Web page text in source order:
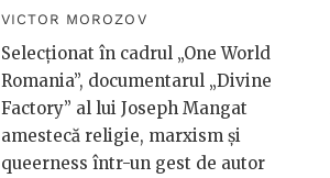
VICTOR MOROZOV
Selecționat în cadrul „One World
Romania”, documentarul „Divine
Factory” al lui Joseph Mangat
amestecă religie, marxism și
queerness într-un gest de autor